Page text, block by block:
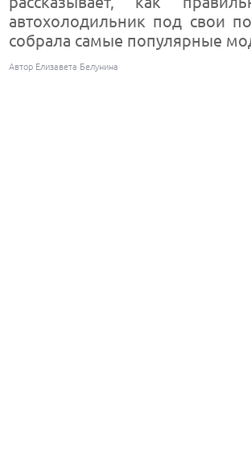
автохолодильник под свои
собрала самые популярные
Автор Елизавета Белунина